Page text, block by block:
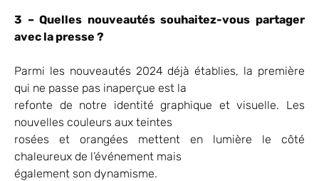
3 – Quelles nouveautés souhaitez-vous partager
avec la presse ?
Parmi les nouveautés 2024 déjà établies, la première
qui ne passe pas inaperçue est la
refonte de notre identité graphique et visuelle. Les
nouvelles couleurs aux teintes
rosées et orangées mettent en lumière le côté
chaleureux de l’événement mais
également son dynamisme.